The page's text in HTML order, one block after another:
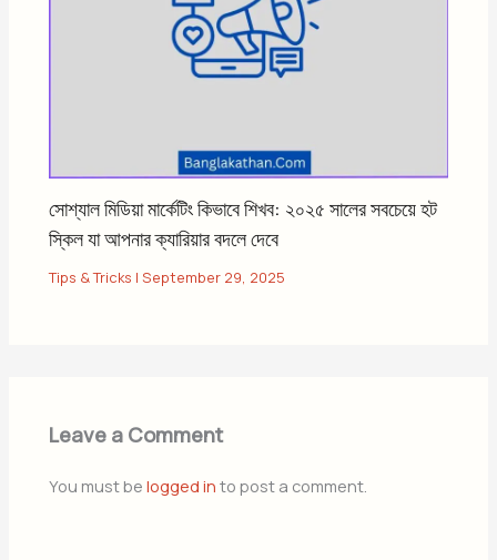
সোশ্যাল মিডিয়া মার্কেটিং কিভাবে শিখব: ২০২৫ সালের সবচেয়ে হট
স্কিল যা আপনার ক্যারিয়ার বদলে দেবে
Tips & Tricks |September 29, 2025
Leave a Comment
You must belogged in to post a comment.